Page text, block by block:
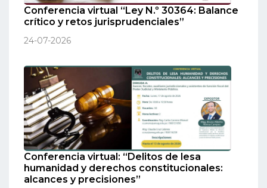
Conferencia virtual “Ley N.º 30364: Balance
crítico y retos jurisprudenciales”
24-07-2026
Conferencia virtual: “Delitos de lesa
humanidad y derechos constitucionales:
alcances y precisiones”